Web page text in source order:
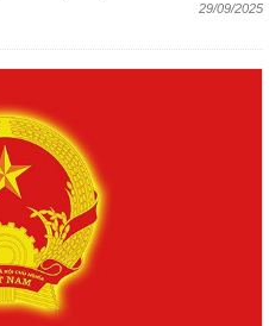
29/09/2025